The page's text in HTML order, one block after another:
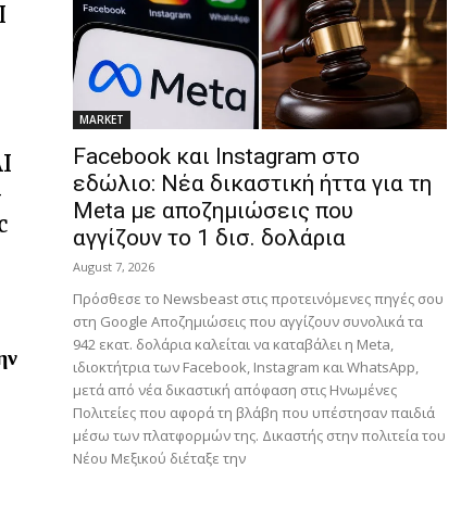
MARKET
Facebook και Instagram στο
εδώλιο: Νέα δικαστική ήττα για τη
Meta με αποζημιώσεις που
αγγίζουν το 1 δισ. δολάρια
August 7, 2026
Πρόσθεσε το Newsbeast στις προτεινόμενες πηγές σου
στη Google Αποζημιώσεις που αγγίζουν συνολικά τα
942 εκατ. δολάρια καλείται να καταβάλει η Meta,
ιδιοκτήτρια των Facebook, Instagram και WhatsApp,
μετά από νέα δικαστική απόφαση στις Ηνωμένες
Πολιτείες που αφορά τη βλάβη που υπέστησαν παιδιά
μέσω των πλατφορμών της. Δικαστής στην πολιτεία του
Νέου Μεξικού διέταξε την